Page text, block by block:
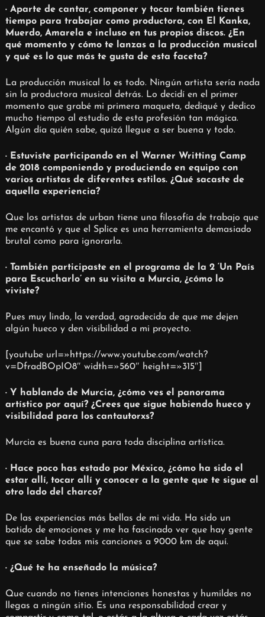
· Aparte de cantar, componer y tocar también tienes
tiempo para trabajar como productora, con El Kanka,
Muerdo, Amarela e incluso en tus propios discos. ¿En
qué momento y cómo te lanzas a la producción musical
y qué es lo que más te gusta de esta faceta?
La producción musical lo es todo. Ningún artista sería nada
sin la productora musical detrás. Lo decidí en el primer
momento que grabé mi primera maqueta, dediqué y dedico
mucho tiempo al estudio de esta profesión tan mágica.
Algún día quién sabe, quizá llegue a ser buena y todo.
· Estuviste participando en el Warner Writting Camp
de 2018 componiendo y produciendo en equipo con
varios artistas de diferentes estilos. ¿Qué sacaste de
aquella experiencia?
Que los artistas de urban tiene una filosofía de trabajo que
me encantó y que el Splice es una herramienta demasiado
brutal como para ignorarla.
· También participaste en el programa de la 2 ‘Un País
para Escucharlo’ en su visita a Murcia, ¿cómo lo
viviste?
Pues muy lindo, la verdad, agradecida de que me dejen
algún hueco y den visibilidad a mi proyecto.
[youtube url=»https://www.youtube.com/watch?
v=DfradBOpIO8″ width=»560″ height=»315″]
· Y hablando de Murcia, ¿cómo ves el panorama
artístico por aquí? ¿Crees que sigue habiendo hueco y
visibilidad para los cantautorxs?
Murcia es buena cuna para toda disciplina artística.
· Hace poco has estado por México, ¿cómo ha sido el
estar allí, tocar allí y conocer a la gente que te sigue al
otro lado del charco?
De las experiencias más bellas de mi vida. Ha sido un
batido de emociones y me ha fascinado ver que hay gente
que se sabe todas mis canciones a 9000 km de aquí.
· ¿Qué te ha enseñado la música?
Que cuando no tienes intenciones honestas y humildes no
llegas a ningún sitio. Es una responsabilidad crear y